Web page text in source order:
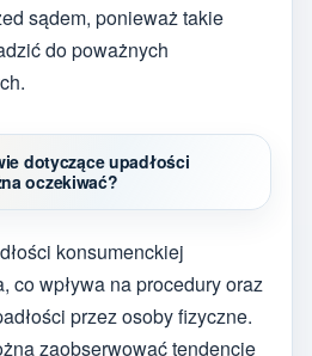
sądem, ponieważ takie
do poważnych
dotyczące upadłości
oczekiwać?
konsumenckiej
co wpływa na procedury oraz
przez osoby fizyczne.
zaobserwować tendencję